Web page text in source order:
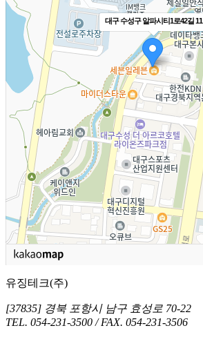
대구 수성구 알파시티1로42길 11
유징테크(주)
[37835] 경북 포항시 남구 효성로 70-22
TEL. 054-231-3500 / FAX. 054-231-3506